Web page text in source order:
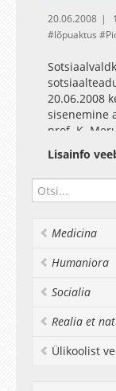
20.06.2008
lõpuaktus
20.06.2008
sisenemine
prof. K.
lõpetajatele
tervituskõne
dekaan
prof. Kalle
lõpetajat)
lõpetajat)
lõpetaja
Lisainfo
Medicina
Humaniora
Socialia
Realia et
Ülikoolist